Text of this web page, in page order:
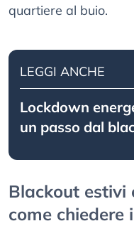
quartiere al buio.
LEGGI ANCHE
Lockdown
un passo dal
Blackout estivi
come chiedere